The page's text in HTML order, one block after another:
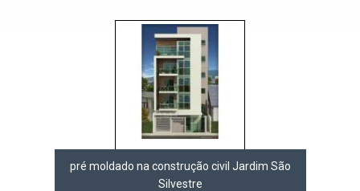
pré moldado na construção civil Jardim São
Silvestre